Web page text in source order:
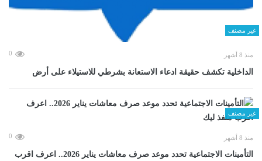
غير مصنف
منذ 8 أشهر 0
الداخلية تكشف حقيقة ادعاء الاستعانة بشرطي للاستيلاء على أرض
غير مصنف
منذ 8 أشهر 0
التأمينات الاجتماعية تحدد موعد صرف معاشات يناير 2026.. اعرف اقرب